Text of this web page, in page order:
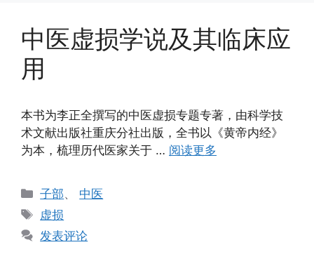
中医虚损学说及其临床应
用
本书为李正全撰写的中医虚损专题专著，由科学技
术文献出版社重庆分社出版，全书以《黄帝内经》
为本，梳理历代医家关于 … 阅读更多
分
类
子部、 中医
标
签
虚损
发表评论